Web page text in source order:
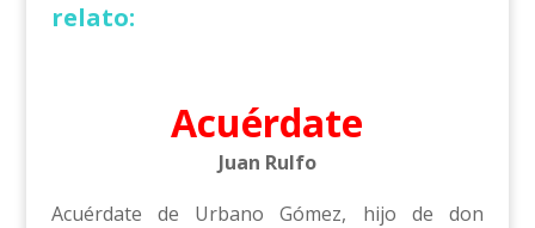
relato:
Acuérdate
Juan Rulfo
Acuérdate de Urbano Gómez, hijo de don